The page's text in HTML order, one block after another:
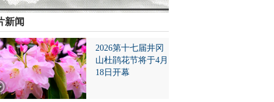
新闻
2026第十七届井冈
山杜鹃花节将于4月
18日开幕